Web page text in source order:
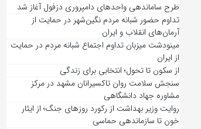
طرح ساماندهی واحدهای دامپروری دزفول آغاز شد
تداوم حضور شبانه مردم نگین‌شهر در حمایت از
آرمان‌های انقلاب و ایران
مینودشت میزبان تداوم اجتماع شبانه مردم در حمایت
از ایران
از سکون تا تحول؛ انتخابی برای زندگی
سنجش سلامت روان تاکسیرانان مشهد در مرکز
مشاوره جهاد دانشگاهی
روایت وزیر بهداشت از رکورد روزهای جنگ؛ از ایثار
خون تا سازماندهی حماسی